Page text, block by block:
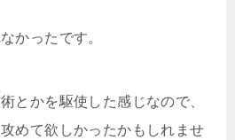
かったです。
とかを駆使した感じなので、
めて欲しかったかもしれませ